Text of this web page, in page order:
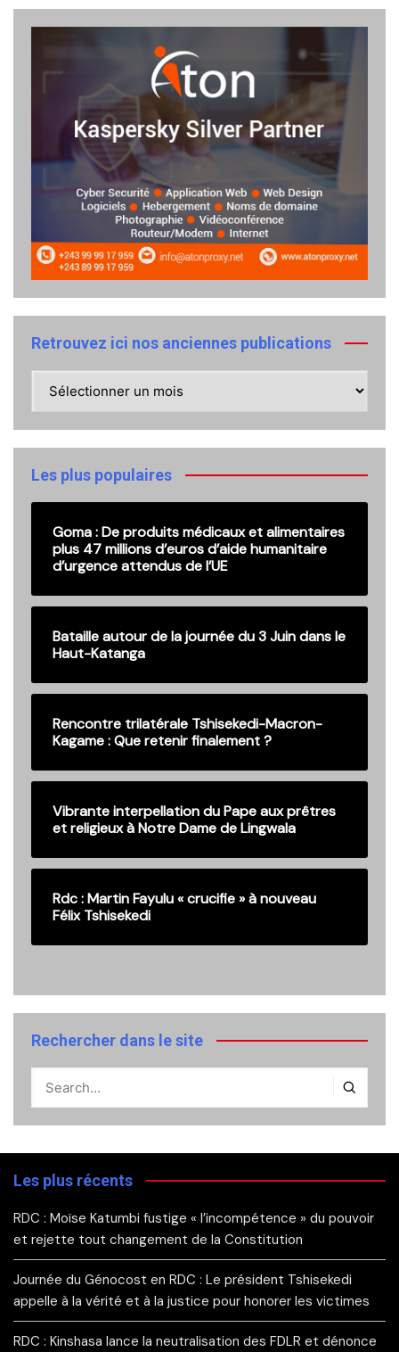
Retrouvez ici nos anciennes publications
anciennes
publications
Les plus populaires
Goma : De produits médicaux et alimentaires
plus 47 millions d’euros d’aide humanitaire
d’urgence attendus de l’UE
Bataille autour de la journée du 3 Juin dans le
Haut-Katanga
Rencontre trilatérale Tshisekedi-Macron-
Kagame : Que retenir finalement ?
Vibrante interpellation du Pape aux prêtres
et religieux à Notre Dame de Lingwala
Rdc : Martin Fayulu « crucifie » à nouveau
Félix Tshisekedi
Rechercher dans le site
Les plus récents
RDC : Moïse Katumbi fustige « l’incompétence » du pouvoir
et rejette tout changement de la Constitution
Journée du Génocost en RDC : Le président Tshisekedi
appelle à la vérité et à la justice pour honorer les victimes
RDC : Kinshasa lance la neutralisation des FDLR et dénonce